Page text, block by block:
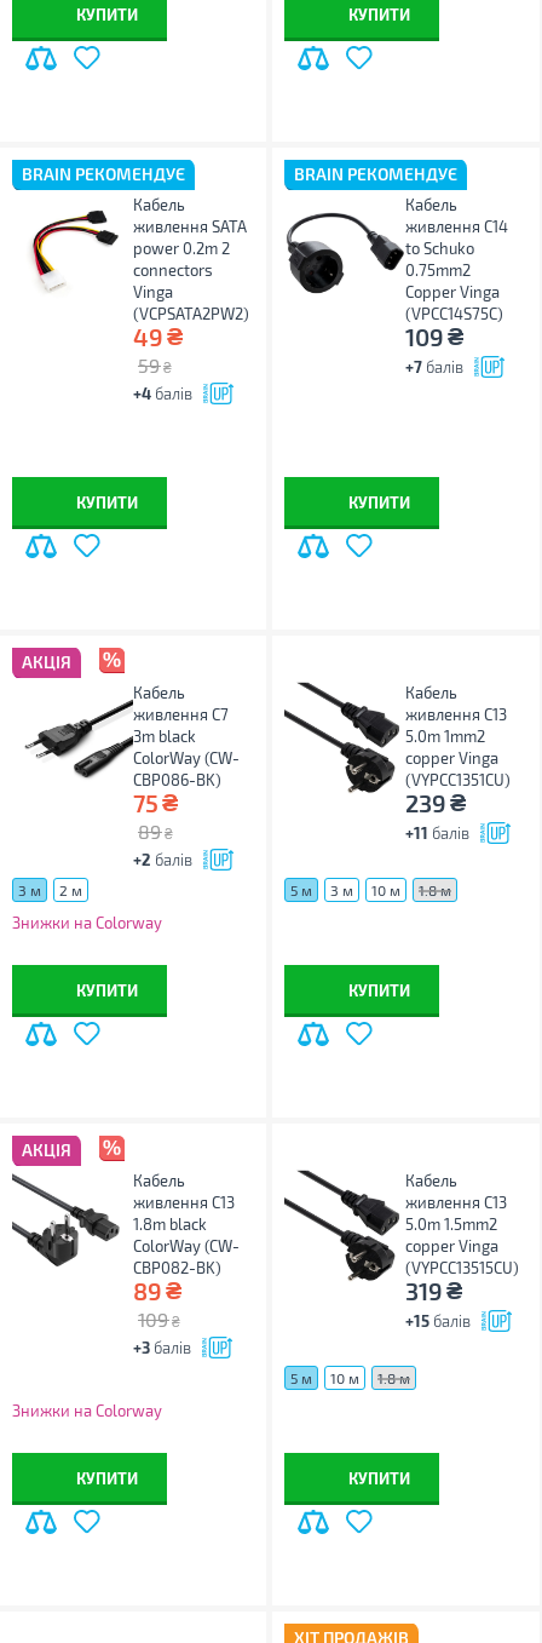
КУПИТИ КУПИТИ
BRAIN РЕКОМЕНДУЄ
Кабель
живлення SATA
power 0.2m 2
connectors
Vinga
(VCPSATA2PW2)
49₴
59 ₴
+4 балів
КУПИТИ
BRAIN РЕКОМЕНДУЄ
Кабель
живлення C14
to Schuko
0.75mm2
Copper Vinga
(VPCC14S75C)
109₴
+7 балів
КУПИТИ
АКЦІЯ
Кабель
живлення C7
3m black
ColorWay (CW-
CBP086-BK)
75₴
89 ₴
+2 балів
3 м 2 м
Знижки на Colorway
КУПИТИ
Кабель
живлення C13
5.0m 1mm2
copper Vinga
(VYPCC1351CU)
239₴
+11 балів
5 м 3 м 10 м 1.8 м
КУПИТИ
АКЦІЯ
Кабель
живлення C13
1.8m black
ColorWay (CW-
CBP082-BK)
89₴
109 ₴
+3 балів
Знижки на Colorway
КУПИТИ
Кабель
живлення C13
5.0m 1.5mm2
copper Vinga
(VYPCC13515CU)
319₴
+15 балів
5 м 10 м 1.8 м
КУПИТИ
ХІТ ПРОДАЖІВ